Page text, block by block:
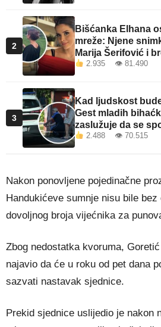
2
Bišćanka Elhana
mreže: Njene
Marija Šerifović i
2.935 👁 81.490
3
Kad ljudskost
Gest mladih
zaslužuje da se
2.488 👁 70.515
Nakon ponovljene pojedinačne
Handukićeve sumnje nisu bile
dovoljnog broja vijećnika za
Zbog nedostatka kvoruma,
najavio da će u roku od pet dana
sazvati nastavak sjednice.
Prekid sjednice uslijedio je nakon